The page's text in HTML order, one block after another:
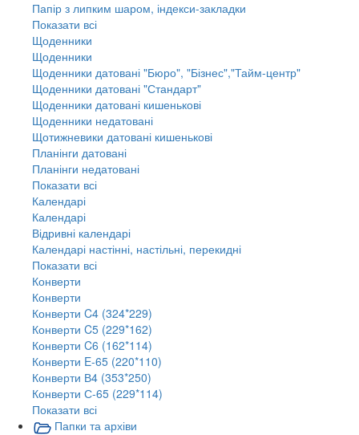
Папір з липким шаром, індекси-закладки
Показати всі
Щоденники
Щоденники
Щоденники датовані "Бюро", "Бізнес","Тайм-центр"
Щоденники датовані "Стандарт"
Щоденники датовані кишенькові
Щоденники недатовані
Щотижневики датовані кишенькові
Планінги датовані
Планінги недатовані
Показати всі
Календарі
Календарі
Відривні календарі
Календарі настінні, настільні, перекидні
Показати всі
Конверти
Конверти
Конверти C4 (324*229)
Конверти C5 (229*162)
Конверти C6 (162*114)
Конверти E-65 (220*110)
Конверти В4 (353*250)
Конверти С-65 (229*114)
Показати всі
Папки та архіви